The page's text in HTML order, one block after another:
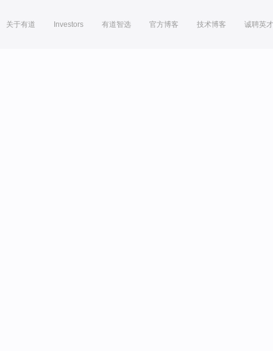
关于有道 Investors 有道智选 官方博客 技术博客 诚聘英才